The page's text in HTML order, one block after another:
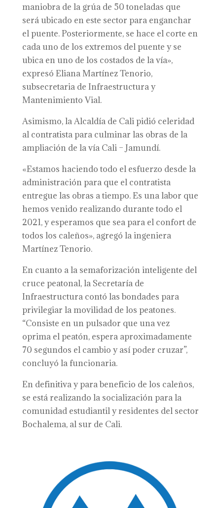
maniobra de la grúa de 50 toneladas que
será ubicado en este sector para enganchar
el puente. Posteriormente, se hace el corte en
cada uno de los extremos del puente y se
ubica en uno de los costados de la vía»,
expresó Eliana Martínez Tenorio,
subsecretaria de Infraestructura y
Mantenimiento Vial.
Asimismo, la Alcaldía de Cali pidió celeridad
al contratista para culminar las obras de la
ampliación de la vía Cali – Jamundí.
«Estamos haciendo todo el esfuerzo desde la
administración para que el contratista
entregue las obras a tiempo. Es una labor que
hemos venido realizando durante todo el
2021, y esperamos que sea para el confort de
todos los caleños», agregó la ingeniera
Martínez Tenorio.
En cuanto a la semaforización inteligente del
cruce peatonal, la Secretaría de
Infraestructura contó las bondades para
privilegiar la movilidad de los peatones.
“Consiste en un pulsador que una vez
oprima el peatón, espera aproximadamente
70 segundos el cambio y así poder cruzar”,
concluyó la funcionaria.
En definitiva y para beneficio de los caleños,
se está realizando la socialización para la
comunidad estudiantil y residentes del sector
Bochalema, al sur de Cali.